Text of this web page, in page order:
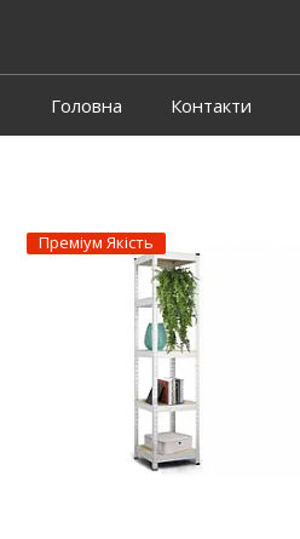
Головна Контакти
Преміум Якість